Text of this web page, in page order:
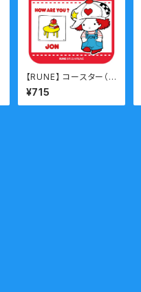
【RUNE】 コースター（J
ON）
¥715